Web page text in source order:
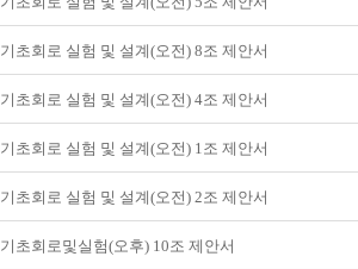
기초회로 실험 및 설계(오전) 8조 제안서
기초회로 실험 및 설계(오전) 4조 제안서
기초회로 실험 및 설계(오전) 1조 제안서
기초회로 실험 및 설계(오전) 2조 제안서
기초회로및실험(오후) 10조 제안서